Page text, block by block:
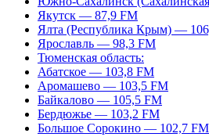
Якутск — 87,9 FM
Ялта (Республика Крым) —
Ярославль — 98,3 FM
Тюменская область:
Абатское — 103,8 FM
Аромашево — 103,5 FM
Байкалово — 105,5 FM
Бердюжье — 103,2 FM
Большое Сорокино — 102,7 FM